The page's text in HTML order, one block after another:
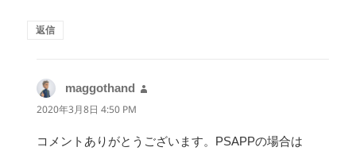
返信
maggothand
2020年3月8日 4:50 PM
コメントありがとうございます。PSAPPの場合は